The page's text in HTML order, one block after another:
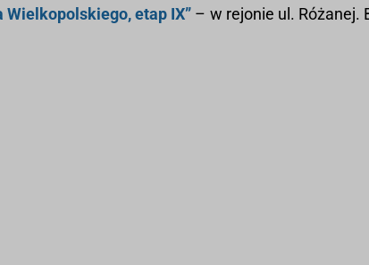
etap IX” – w rejonie ul. Różanej.